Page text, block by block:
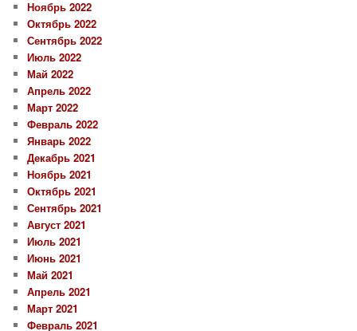
Ноябрь 2022
Октябрь 2022
Сентябрь 2022
Июль 2022
Май 2022
Апрель 2022
Март 2022
Февраль 2022
Январь 2022
Декабрь 2021
Ноябрь 2021
Октябрь 2021
Сентябрь 2021
Август 2021
Июль 2021
Июнь 2021
Май 2021
Апрель 2021
Март 2021
Февраль 2021